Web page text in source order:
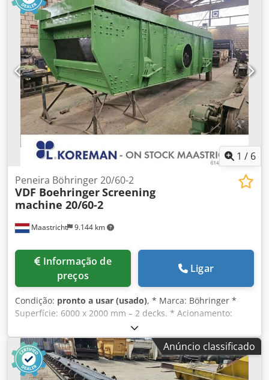
mandril de 3 maxilas, vários suportes de ferramentas
Vídeo disponível *
1 / 6
Maastricht 9.144 km
Peneira Böhringer 20/60-2
VDF BoehringerScreening
machine 20/60-2
preços
Ligar
Condição: pronto a usar (usado), * Marca: Böhringer *
Superfície: 6000 x 2000 mm – 2 decks. * Acionamento:
motor elétrico de 22 kW * Inclui: molas e suportes de mola
Dkjdpjywngtsfx Acker
Anúncio classificado